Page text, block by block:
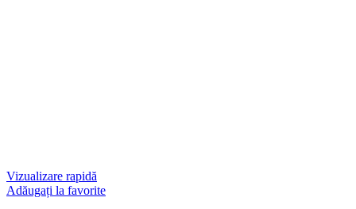
Vizualizare rapidă
Adăugați la favorite